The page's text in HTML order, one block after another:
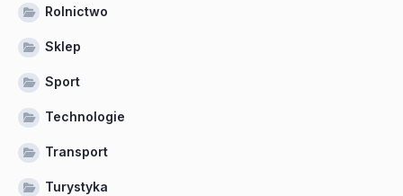
Rolnictwo
Sklep
Sport
Technologie
Transport
Turystyka